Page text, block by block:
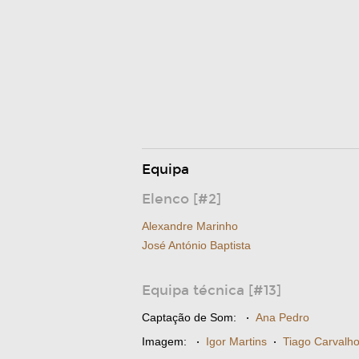
Equipa
Elenco [#2]
Alexandre Marinho
José António Baptista
Equipa técnica [#13]
Captação de Som: · Ana Pedro
Imagem: · Igor Martins · Tiago Carvalho